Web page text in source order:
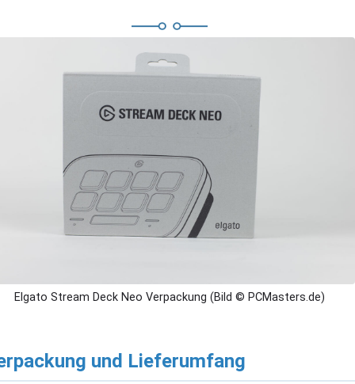
Elgato Stream Deck Neo Verpackung (Bild © PCMasters.de)
und Lieferumfang